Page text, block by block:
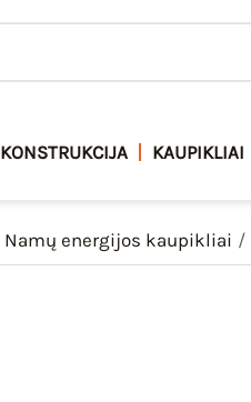
KONSTRUKCIJA KAUPIKLIAI
Namų energijos kaupikliai